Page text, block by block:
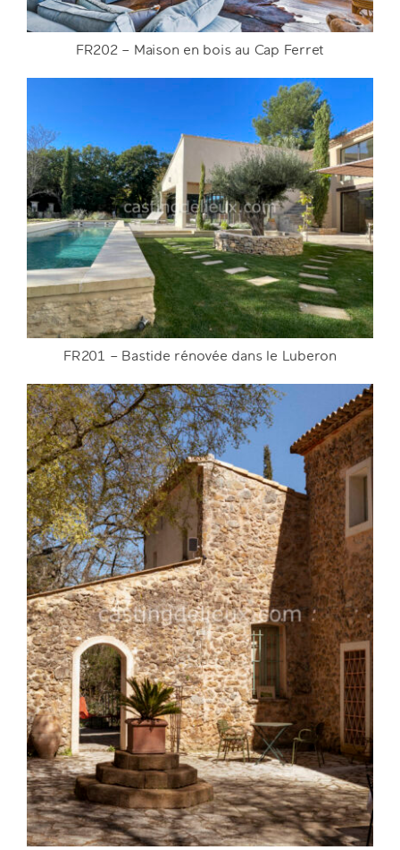
FR202 – Maison en bois au Cap Ferret
DETAILS
FR202 – Maison en bois au Cap Ferret
FR201 – Bastide rénovée dans le Luberon
DETAILS
FR201 – Bastide rénovée dans le Luberon